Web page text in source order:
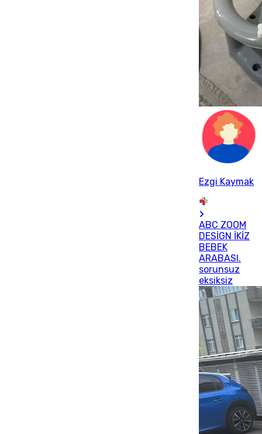
Ezgi Kaymak
ABC ZOOM
DESİGN İKİZ
BEBEK
ARABASI.
sorunsuz
eksiksiz